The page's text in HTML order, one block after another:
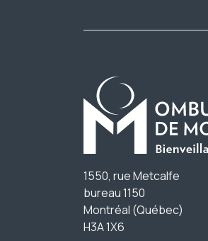
1550, rue Metcalfe
bureau 1150
Montréal (Québec)
H3A 1X6